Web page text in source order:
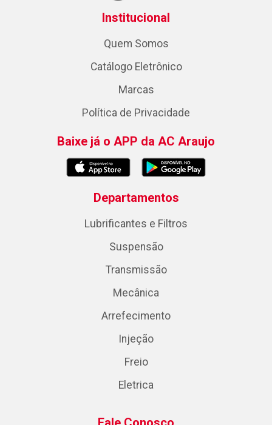
Institucional
Quem Somos
Catálogo Eletrônico
Marcas
Política de Privacidade
Baixe já o APP da AC Araujo
Departamentos
Lubrificantes e Filtros
Suspensão
Transmissão
Mecânica
Arrefecimento
Injeção
Freio
Eletrica